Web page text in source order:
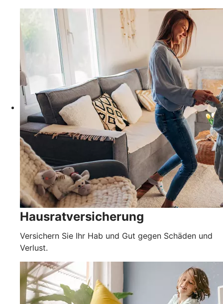
Hausratversicherung
Versichern Sie Ihr Hab und Gut gegen Schäden und
Verlust.